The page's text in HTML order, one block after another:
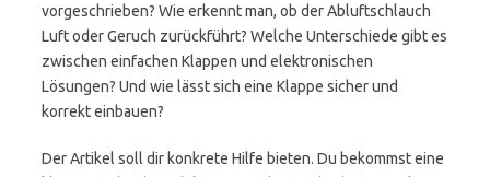
vorgeschrieben? Wie erkennt man, ob der Abluftschlauch
Luft oder Geruch zurückführt? Welche Unterschiede gibt es
zwischen einfachen Klappen und elektronischen
Lösungen? Und wie lässt sich eine Klappe sicher und
korrekt einbauen?
Der Artikel soll dir konkrete Hilfe bieten. Du bekommst eine